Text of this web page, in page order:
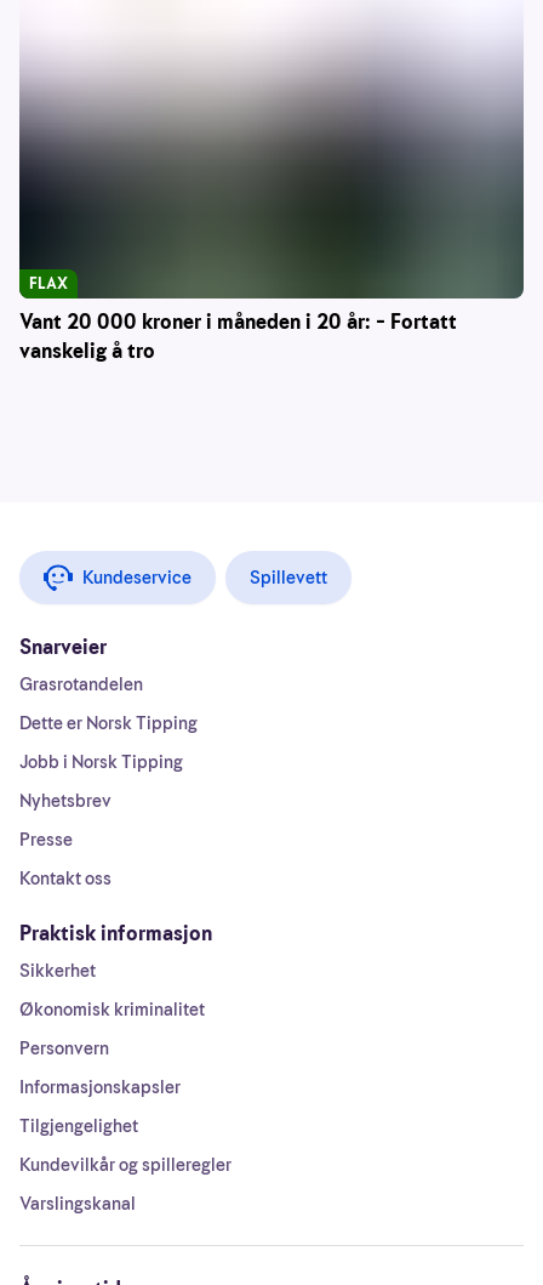
Vant 20 000 kroner i måneden i 20 år: – Fortatt
vanskelig å tro
FLAX
Kundeservice Spillevett
Snarveier
Grasrotandelen
Dette er Norsk Tipping
Jobb i Norsk Tipping
Nyhetsbrev
Presse
Kontakt oss
Praktisk informasjon
Sikkerhet
Økonomisk kriminalitet
Personvern
Informasjonskapsler
Tilgjengelighet
Kundevilkår og spilleregler
Varslingskanal